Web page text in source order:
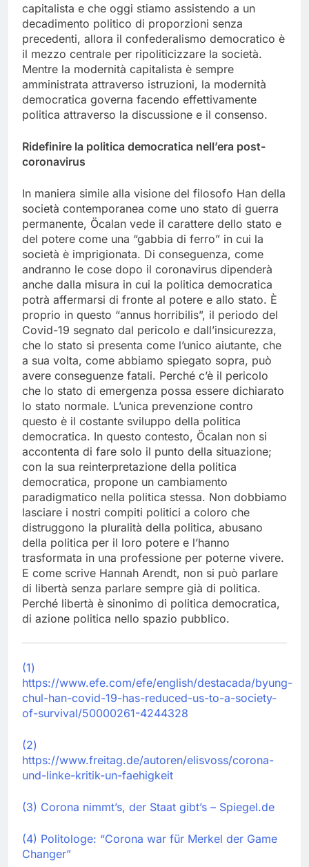
capitalista e che oggi stiamo assistendo a un
decadimento politico di proporzioni senza
precedenti, allora il confederalismo democratico è
il mezzo centrale per ripoliticizzare la società.
Mentre la modernità capitalista è sempre
amministrata attraverso istruzioni, la modernità
democratica governa facendo effettivamente
politica attraverso la discussione e il consenso.
Ridefinire la politica democratica nell’era post-
coronavirus
In maniera simile alla visione del filosofo Han della
società contemporanea come uno stato di guerra
permanente, Öcalan vede il carattere dello stato e
del potere come una “gabbia di ferro” in cui la
società è imprigionata. Di conseguenza, come
andranno le cose dopo il coronavirus dipenderà
anche dalla misura in cui la politica democratica
potrà affermarsi di fronte al potere e allo stato. È
proprio in questo “annus horribilis”, il periodo del
Covid-19 segnato dal pericolo e dall’insicurezza,
che lo stato si presenta come l’unico aiutante, che
a sua volta, come abbiamo spiegato sopra, può
avere conseguenze fatali. Perché c’è il pericolo
che lo stato di emergenza possa essere dichiarato
lo stato normale. L’unica prevenzione contro
questo è il costante sviluppo della politica
democratica. In questo contesto, Öcalan non si
accontenta di fare solo il punto della situazione;
con la sua reinterpretazione della politica
democratica, propone un cambiamento
paradigmatico nella politica stessa. Non dobbiamo
lasciare i nostri compiti politici a coloro che
distruggono la pluralità della politica, abusano
della politica per il loro potere e l’hanno
trasformata in una professione per poterne vivere.
E come scrive Hannah Arendt, non si può parlare
di libertà senza parlare sempre già di politica.
Perché libertà è sinonimo di politica democratica,
di azione politica nello spazio pubblico.
(1)
https://www.efe.com/efe/english/destacada/byung-
chul-han-covid-19-has-reduced-us-to-a-society-
of-survival/50000261-4244328
(2)
https://www.freitag.de/autoren/elisvoss/corona-
und-linke-kritik-un-faehigkeit
(3) Corona nimmt’s, der Staat gibt’s – Spiegel.de
(4) Politologe: “Corona war für Merkel der Game
Changer”